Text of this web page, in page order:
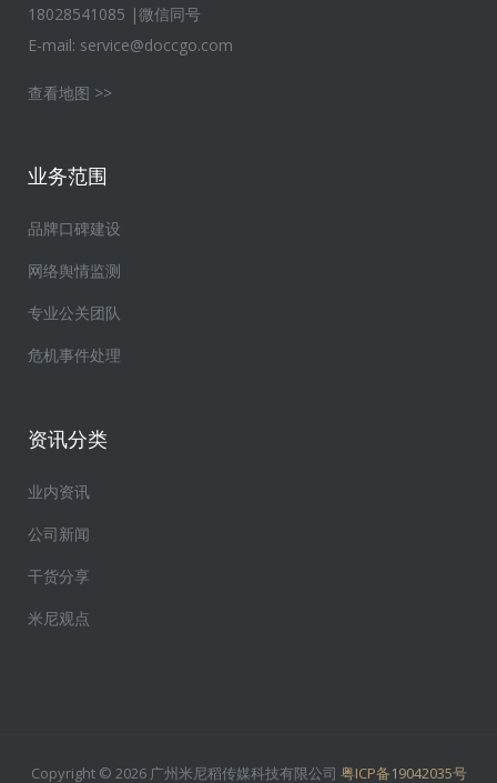
18028541085 |微信同号
E-mail: service@doccgo.com
查看地图 >>
业务范围
品牌口碑建设
网络舆情监测
专业公关团队
危机事件处理
资讯分类
业内资讯
公司新闻
干货分享
米尼观点
Copyright © 2026 广州米尼稻传媒科技有限公司 粤ICP备19042035号